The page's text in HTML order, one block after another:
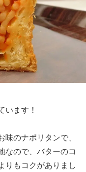
います！
のナポリタンで、
なので、バターのコ
りもコクがありまし